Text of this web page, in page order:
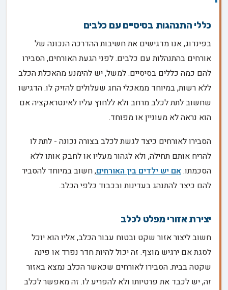
כללי התנהגות בסיסיים עם כלבים
בפינדוג, אנו מדגישים את חשיבות ההדרכה הנכונה של
אורחים בהתנהלות עם כלבים. לפני הגעת האורחים, הסבירו
להם כמה כללים בסיסיים. למשל, יש להימנע מהאכלת הכלב
ללא רשות, במיוחד ממאכלי החג שעלולים להזיק לו. הדגישו
שחשוב לתת לכלב מרחב ולא ללחוץ עליו לאינטראקציה אם
הוא נראה לא מעוניין או מפוחד.
הסבירו לאורחים כיצד לגשת לכלב בצורה נכונה - לתת לו
להריח אותם תחילה, ולא לגהור מעליו או לחבק אותו ללא
הסכמתו.אם יש ילדים בין האורחים, חשוב במיוחד להסביר
להם כיצד להתנהג בעדינות ובכבוד כלפי הכלב.
יצירת אזורי מפלט לכלב
חשוב ליצור אזור שקט ובטוח עבור הכלב, אליו הוא יוכל
לסגת אם ירגיש מוצף. זה יכול להיות חדר נפרד או פינה
שקטה בבית. הסבירו לאורחים שכאשר הכלב נמצא באזור
זה, יש לכבד את פרטיותו ולא להפריע לו. זה מאפשר לכלב